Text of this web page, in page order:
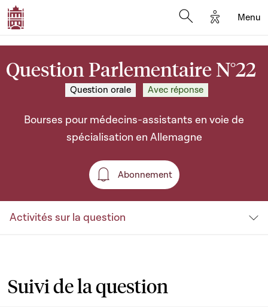
Options
Menu
Question Parlementaire N°22
Question orale Avec réponse
Bourses pour médecins-assistants en voie de
spécialisation en Allemagne
Abonnement
Abonnement
Activités sur la question
Suivi de la question